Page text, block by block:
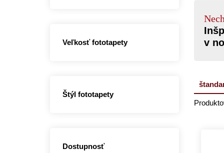
v
Veľkosť fototapety
Štýl fototapety
Dostupnosť